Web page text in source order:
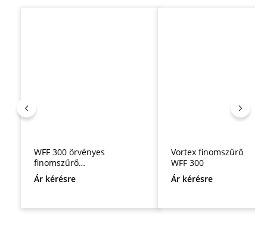
WFF 300 örvényes
finomszűrő
csökkentett
magassággal és
Ár kérésre
Vortex finomszűrő
WFF 300
Ár kérésre